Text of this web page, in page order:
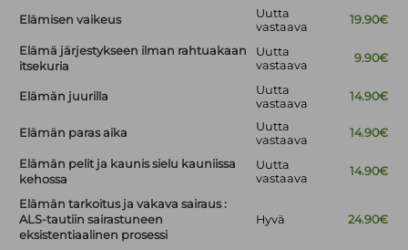
Elämisen vaikeus
Uutta
vastaava
19.90€
Elämä järjestykseen ilman rahtuakaan
itsekuria
Uutta
vastaava
9.90€
Elämän juurilla
Uutta
vastaava
14.90€
Elämän paras aika
Uutta
vastaava
14.90€
Elämän pelit ja kaunis sielu kauniissa
kehossa
Uutta
vastaava
14.90€
Elämän tarkoitus ja vakava sairaus :
ALS-tautiin sairastuneen
eksistentiaalinen prosessi
Hyvä 24.90€